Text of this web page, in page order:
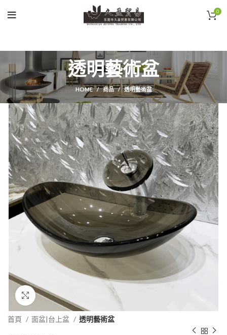
0
透明藝術盆
HOME 商品 透明藝術盆
Click to enlarge
首頁 面盆|台上盆 透明藝術盆